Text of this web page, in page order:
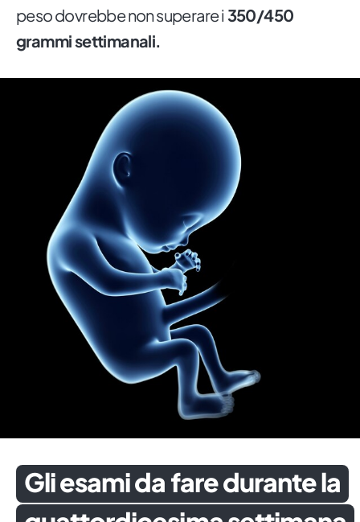
peso dovrebbe non superare i 350/450
grammi settimanali.
Gli esami da fare durante la